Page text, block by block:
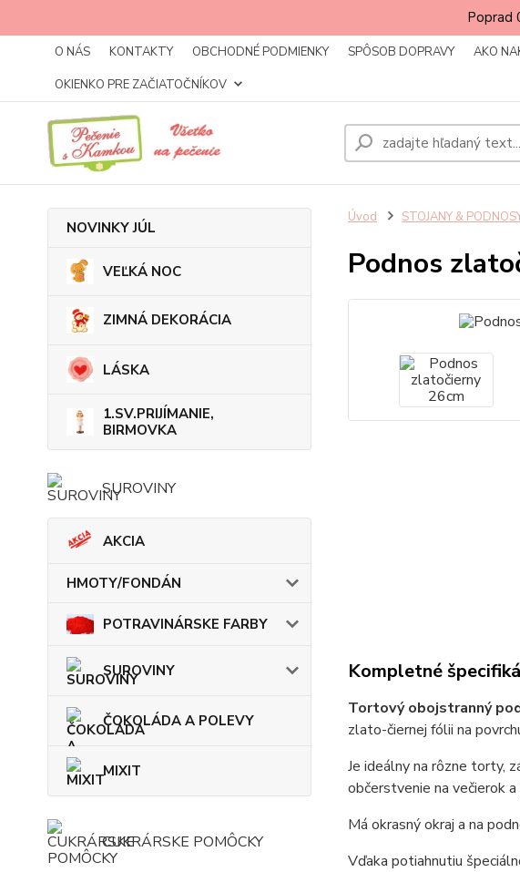
Poprad
O NÁS KONTAKTY OBCHODNÉ PODMIENKY SPÔSOB DOPRAVY AKO
OKIENKO PRE ZAČIATOČNÍKOV
NOVINKY JÚL
VEĽKÁ NOC
ZIMNÁ DEKORÁCIA
LÁSKA
1.SV.PRIJÍMANIE,
BIRMOVKA
SUROVINY
AKCIA
HMOTY/FONDÁN
POTRAVINÁRSKE FARBY
SUROVINY
ČOKOLÁDA A POLEVY
MIXIT
CUKRÁRSKE POMÔCKY
Úvod STOJANY &
Podnos
Kompletné
Tortový obojstranný
zlato-čiernej fólii na
Je ideálny na rôzne torty,
občerstvenie na večierok
Má okrasný okraj a na
Vďaka potiahnutiu